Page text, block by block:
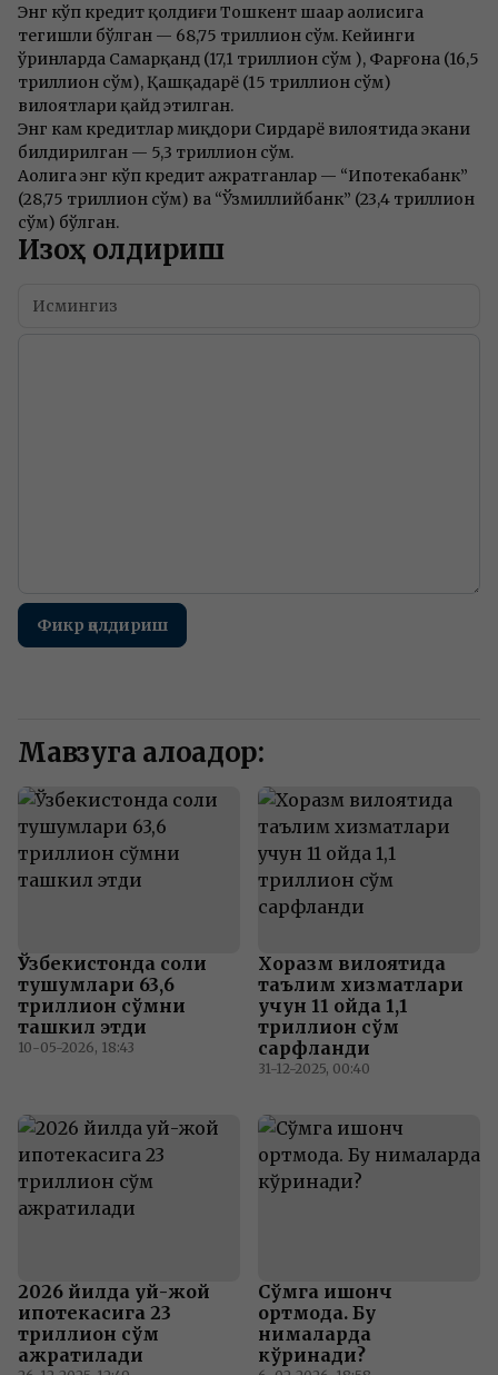
Энг кўп кредит қолдиғи Тошкент шаҳар аҳолисига
тегишли бўлган — 68,75 триллион сўм. Кейинги
ўринларда Самарқанд (17,1 триллион сўм ), Фарғона (16,5
триллион сўм), Қашқадарё (15 триллион сўм)
вилоятлари қайд этилган.
Энг кам кредитлар миқдори Сирдарё вилоятида экани
билдирилган — 5,3 триллион сўм.
Аҳолига энг кўп кредит ажратганлар — “Ипотекабанк”
(28,75 триллион сўм) ва “Ўзмиллийбанк” (23,4 триллион
сўм) бўлган.
Изоҳ қолдириш
Фикр қолдириш
Мавзуга алоқадор:
Ўзбекистонда солиқ
тушумлари 63,6
триллион сўмни
ташкил этди
10-05-2026, 18:43
Хоразм вилоятида
таълим хизматлари
учун 11 ойда 1,1
триллион сўм
сарфланди
31-12-2025, 00:40
2026 йилда уй-жой
ипотекасига 23
триллион сўм
ажратилади
Сўмга ишонч
ортмоқда. Бу
нималарда
кўринади?